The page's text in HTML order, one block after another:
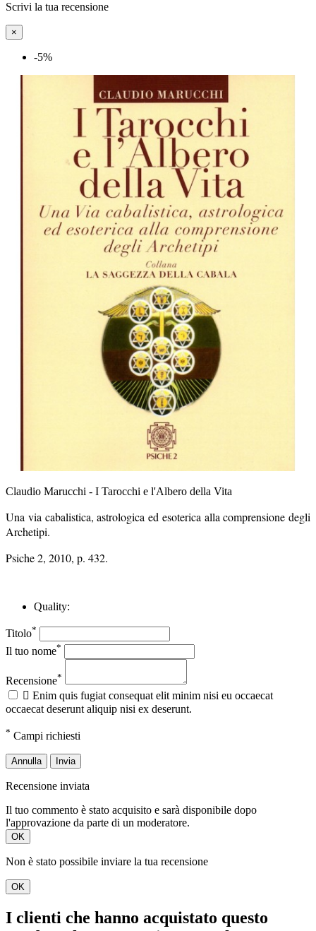
Scrivi la tua recensione
×
-5%
Claudio Marucchi - I Tarocchi e l'Albero della Vita
Una via cabalistica, astrologica ed esoterica alla comprensione degli
Archetipi.
Psiche 2, 2010, p. 432.
Quality:
Titolo*
Il tuo nome*
Recensione*
 Enim quis fugiat consequat elit minim nisi eu occaecat
occaecat deserunt aliquip nisi ex deserunt.
* Campi richiesti
Annulla Invia
Recensione inviata
Il tuo commento è stato acquisito e sarà disponibile dopo
l'approvazione da parte di un moderatore.
OK
Non è stato possibile inviare la tua recensione
OK
I clienti che hanno acquistato questo